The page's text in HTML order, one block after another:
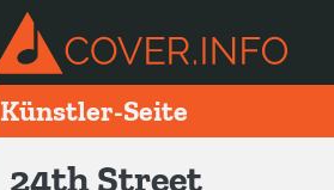
Künstler-Seite
24th Street